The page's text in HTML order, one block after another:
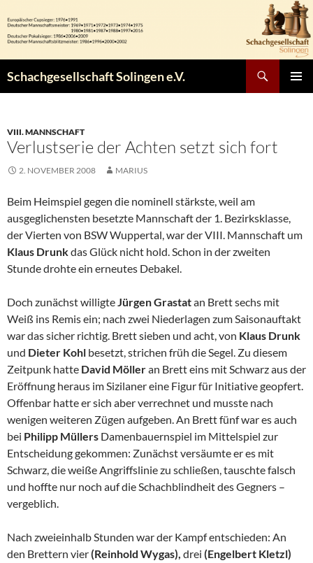
Inhalt
springen
Schachgesellschaft Solingen e.V.
VIII. MANNSCHAFT
Verlustserie der Achten setzt sich fort
2. NOVEMBER 2008 MARIUS
Beim Heimspiel gegen die nominell stärkste, weil am
ausgeglichensten besetzte Mannschaft der 1. Bezirksklasse,
der Vierten von BSW Wuppertal, war der VIII. Mannschaft um
Klaus Drunkdas Glück nicht hold. Schon in der zweiten
Stunde drohte ein erneutes Debakel.
Doch zunächst willigteJürgen Grastatan Brett sechs mit
Weiß ins Remis ein; nach zwei Niederlagen zum Saisonauftakt
war das sicher richtig. Brett sieben und acht, von Klaus Drunk
und Dieter Kohl besetzt, strichen früh die Segel. Zu diesem
Zeitpunk hatte David Mölleran Brett eins mit Schwarz aus der
Eröffnung heraus im Sizilaner eine Figur für Initiative geopfert.
Offenbar hatte er sich aber verrechnet und musste nach
wenigen weiteren Zügen aufgeben. An Brett fünf war es auch
bei Philipp Müllers Damenbauernspiel im Mittelspiel zur
Entscheidung gekommen: Zunächst versäumte er es mit
Schwarz, die weiße Angriffslinie zu schließen, tauschte falsch
und hoffte nur noch auf die Schachblindheit des Gegners –
vergeblich.
Nach zweieinhalb Stunden war der Kampf entschieden: An
den Brettern vier(Reinhold Wygas), drei (Engelbert Kletzl)